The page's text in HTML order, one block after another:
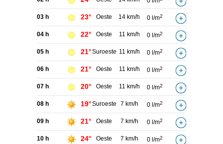
03 h 23° Oeste 14 km/h 0 l/m2
04 h 22° Oeste 11 km/h 0 l/m2
05 h 21°Suroeste 11 km/h 0 l/m2
06 h 21° Oeste 11 km/h 0 l/m2
07 h 20° Oeste 11 km/h 0 l/m2
08 h 19°Suroeste 7 km/h 0 l/m2
09 h 21° Oeste 7 km/h 0 l/m2
10 h 24° Oeste 7 km/h 0 l/m2